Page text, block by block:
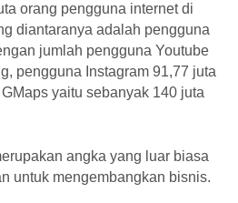
orang pengguna internet di
diantaranya adalah pengguna
jumlah pengguna Youtube
pengguna Instagram 91,77 juta
yaitu sebanyak 140 juta
angka yang luar biasa
untuk mengembangkan bisnis.